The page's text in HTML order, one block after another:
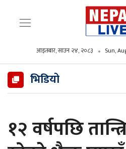
आइतबार, साउन २४, २०८३ Sun,
भिडियो
१२ वर्षपछि